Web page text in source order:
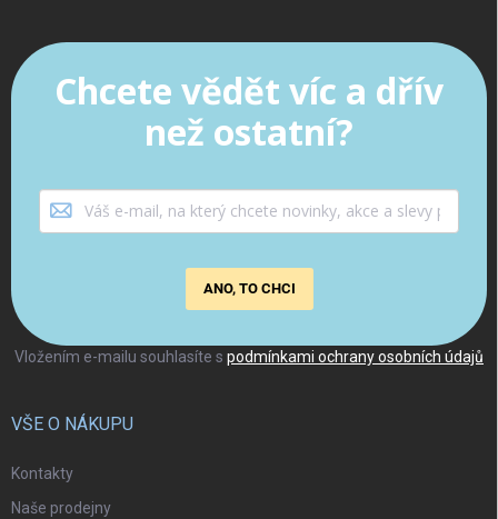
Vložením e-mailu souhlasíte s podmínkami ochrany osobních údajů
Chcete vědět víc a dřív
než ostatní?
ANO, TO CHCI
VŠE O NÁKUPU
Kontakty
Naše prodejny